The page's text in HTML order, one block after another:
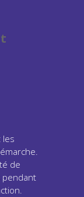
les
de
pendant